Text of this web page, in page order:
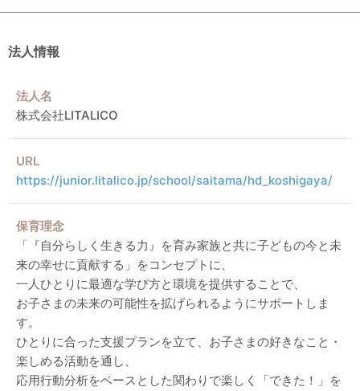
法人情報
法人名
株式会社LITALICO
URL
https://junior.litalico.jp/school/saitama/hd_koshigaya/
保育理念
「『自分らしく生きる力』を育み家族と共に子どもの今と未
来の幸せに貢献する」をコンセプトに、
一人ひとりに最適な学び方と環境を提供することで、
お子さまの未来の可能性を拡げられるようにサポートしま
す。
ひとりに合った支援プランを立て、お子さまの好きなこと・
楽しめる活動を通し、
応用行動分析をベースとした関わりで楽しく「できた！」を